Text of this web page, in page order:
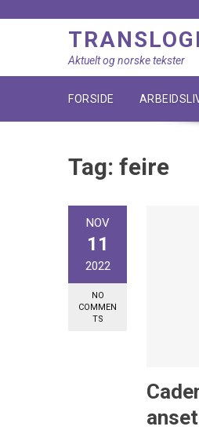
Aktuelt og norske tekster
FORSIDE
Tag: feire
NOV
11
2022
NO
COMMEN
TS